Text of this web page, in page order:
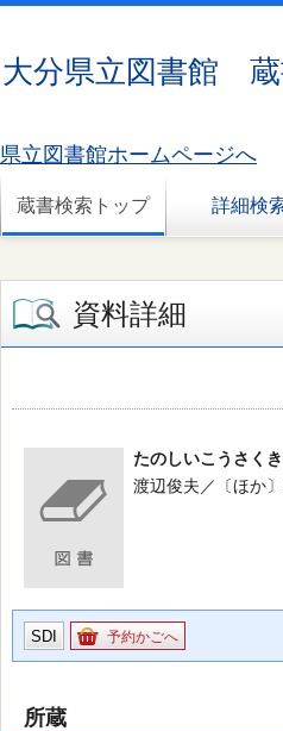
大分県立図書館 蔵
県立図書館ホームページへ
蔵書検索トップ 詳細検
資料詳細
たのしいこうさく
渡辺俊夫／〔ほか
SDI 予約かごへ
所蔵